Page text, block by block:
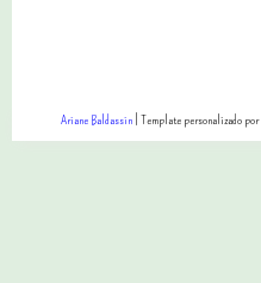
Ariane Baldassin| Template personalizado por